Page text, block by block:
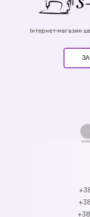
Інтернет-магазин